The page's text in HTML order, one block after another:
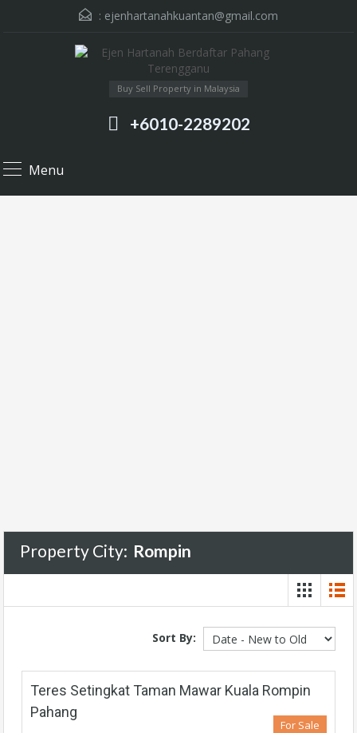
: ejenhartanahkuantan@gmail.com
Buy Sell Property in Malaysia
+6010-2289202
Menu
Property City: Rompin
Sort By:
Teres Setingkat Taman Mawar Kuala Rompin
Pahang
For Sale